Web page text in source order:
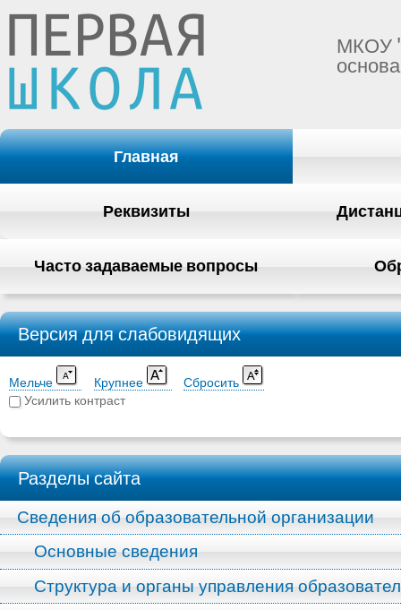
МКОУ
Главная
Реквизиты
Часто задаваемые вопросы
Версия для слабовидящих
Мельче Крупнее
Сбросить
Усилить контраст
Разделы сайта
Сведения об образовательной организации
Основные сведения
Структура и органы управления